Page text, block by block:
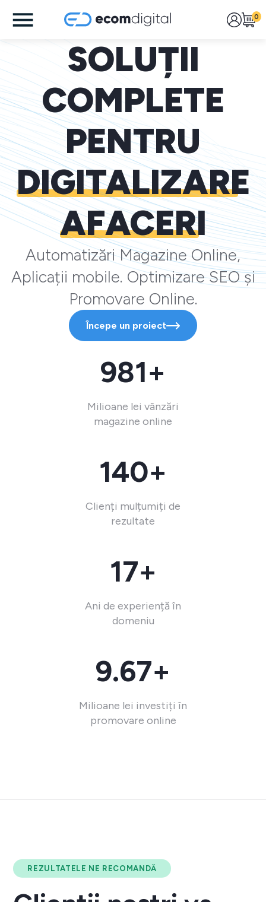
0
SOLUȚII
COMPLETE
PENTRU
DIGITALIZARE
AFACERI
Automatizări Magazine Online,
Aplicații mobile. Optimizare SEO și
Promovare Online.
Începe un proiect
981+
Milioane lei vânzări
magazine online
140+
Clienți mulțumiți de
rezultate
17+
Ani de experiență în
domeniu
9.67+
Milioane lei investiți în
promovare online
REZULTATELE NE RECOMANDĂ